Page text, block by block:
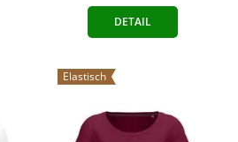
DETAIL
Elastisch